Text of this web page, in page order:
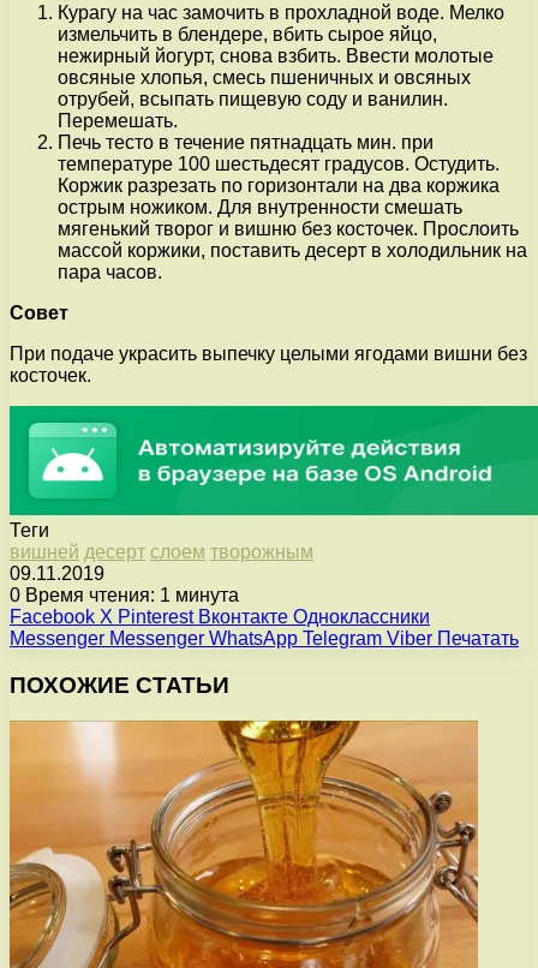
Курагу на час замочить в прохладной воде. Мелко
измельчить в блендере, вбить сырое яйцо,
нежирный йогурт, снова взбить. Ввести молотые
овсяные хлопья, смесь пшеничных и овсяных
отрубей, всыпать пищевую соду и ванилин.
Перемешать.
Печь тесто в течение пятнадцать мин. при
температуре 100 шестьдесят градусов. Остудить.
Коржик разрезать по горизонтали на два коржика
острым ножиком. Для внутренности смешать
мягенький творог и вишню без косточек. Прослоить
массой коржики, поставить десерт в холодильник на
пара часов.
Совет
При подаче украсить выпечку целыми ягодами вишни без
косточек.
Теги
вишней десерт слоем творожным
09.11.2019
0 Время чтения: 1 минута
Facebook X Pinterest Вконтакте Одноклассники
Messenger Messenger WhatsApp Telegram Viber Печатать
ПОХОЖИЕ СТАТЬИ